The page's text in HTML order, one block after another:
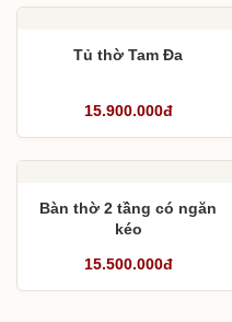
Tủ thờ Tam Đa
15.900.000đ
Bàn thờ 2 tầng có ngăn
kéo
15.500.000đ